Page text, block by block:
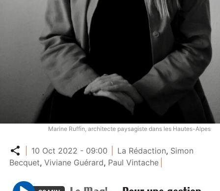
Marine Ruffin, architecte paysagiste dans les Hautes-Alpes
Partager
10 Oct 2022 - 09:00 La Rédaction, Simon
Becquet,Viviane Guérard, Paul Vintache